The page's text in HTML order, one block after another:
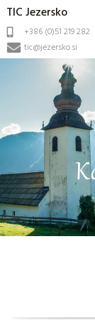
TIC Jezersko
+386 (0)51 219 282
tic@jezersko.si